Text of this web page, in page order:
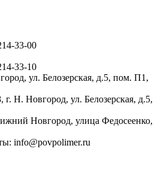
33-00
33-10
ул. Белозерская, д.5, пом. П1,
г. Н. Новгород, ул. Белозерская, д.5,
Новгород, улица Федосеенко,
info@povpolimer.ru